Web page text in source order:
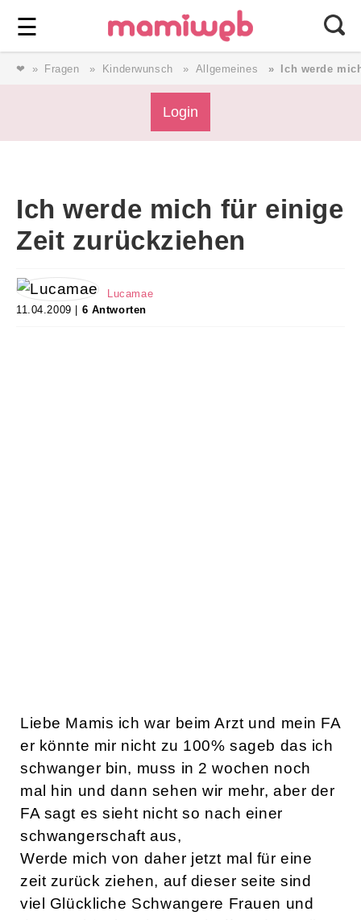
☰ ⎯ Wir lieben Familie ⎯
❤ Fragen Kinderwunsch Allgemeines Ich werde
Login
Ich werde mich für einige
Zeit zurückziehen
Lucamae
11.04.2009 | 6 Antworten
Liebe Mamis ich war beim Arzt und mein FA
er könnte mir nicht zu 100% sageb das ich
schwanger bin, muss in 2 wochen noch
mal hin und dann sehen wir mehr, aber der
FA sagt es sieht nicht so nach einer
schwangerschaft aus,
Werde mich von daher jetzt mal für eine
zeit zurück ziehen, auf dieser seite sind
viel Glückliche Schwangere Frauen und
Forum
Service